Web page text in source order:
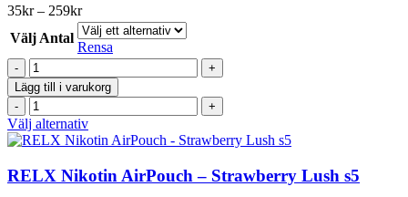
mängd
De
olika
alternativen
väljas
på
produktsidan
35kr – 259krPrisintervall:
35kr
till
259kr
Välj Antal
Rensa
RELX
Nikotin
AirPouch
-
Lemon
Crush
mängd
Lägg till i varukorg
RELX
Nikotin
AirPouch
Lemon
Crush
Välj alternativDen
här
har
flera
RELX Nikotin AirPouch – Strawberry Lush s5